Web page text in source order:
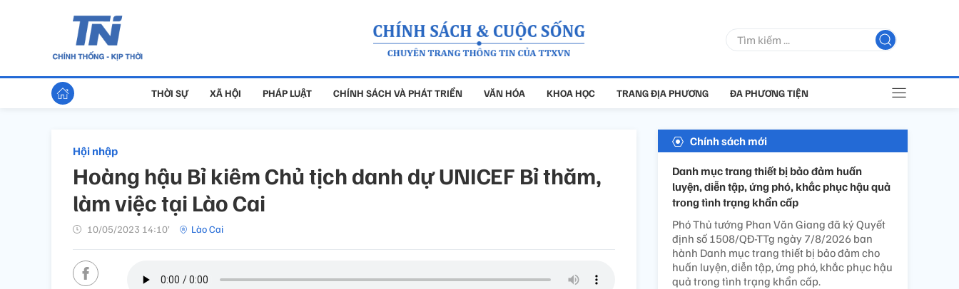
THỜI SỰ XÃ HỘI PHÁP LUẬT CHÍNH SÁCH VÀ PHÁT TRIỂN VĂN HÓA KHOA HỌC TRANG ĐỊA PHƯƠNG ĐA PHƯƠNG TIỆN
Hội nhập
Hoàng hậu Bỉ kiêm Chủ tịch danh dự UNICEF Bỉ thăm,
làm việc tại Lào Cai
10/05/2023 14:10’ Lào Cai
Chính sách mới
Danh mục trang thiết bị bảo đảm huấn
luyện, diễn tập, ứng phó, khắc phục hậu quả
trong tình trạng khẩn cấp
Phó Thủ tướng Phan Văn Giang đã ký Quyết
định số 1508/QĐ-TTg ngày 7/8/2026 ban
hành Danh mục trang thiết bị bảo đảm cho
huấn luyện, diễn tập, ứng phó, khắc phục hậu
quả trong tình trạng khẩn cấp.